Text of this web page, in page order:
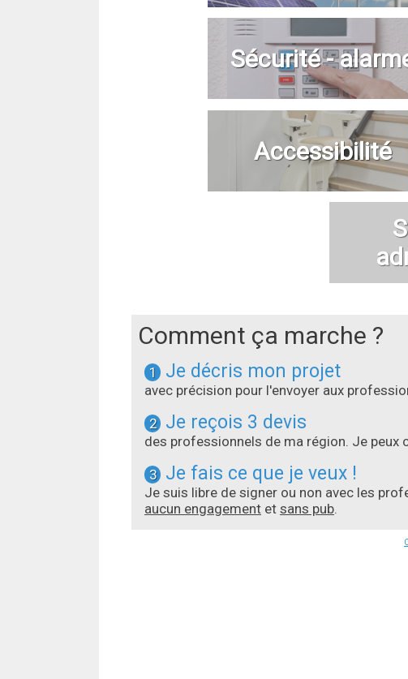
Sécurité -
Accessibilité
Comment ça marche ?
1 Je décris mon projet
avec précision pour l'envoyer aux
2 Je reçois 3 devis
des professionnels de ma région. Je peux
3 Je fais ce que je veux !
Je suis libre de signer ou non avec les
aucun engagement et sans pub.